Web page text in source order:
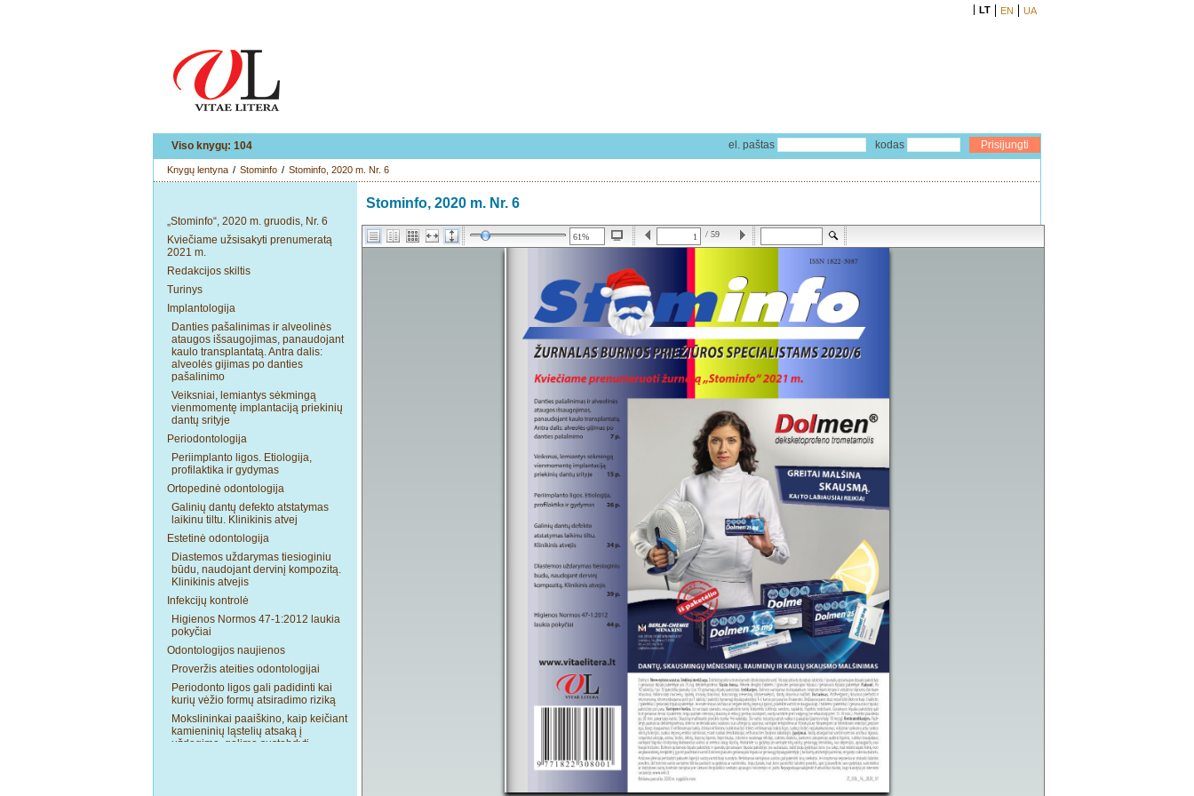
LT EN UA
Viso knygų: 104 el. paštas kodas
Knygų lentyna / Stominfo / Stominfo, 2020 m. Nr. 6
„Stominfo“, 2020 m. gruodis, Nr. 6
Kviečiame užsisakyti prenumeratą
2021 m.
Redakcijos skiltis
Turinys
Implantologija
Danties pašalinimas ir alveolinės
ataugos išsaugojimas, panaudojant
kaulo transplantatą. Antra dalis:
alveolės gijimas po danties
pašalinimo
Veiksniai, lemiantys sėkmingą
vienmomentę implantaciją priekinių
dantų srityje
Periodontologija
Periimplanto ligos. Etiologija,
profilaktika ir gydymas
Ortopedinė odontologija
Galinių dantų defekto atstatymas
laikinu tiltu. Klinikinis atvej
Estetinė odontologija
Diastemos uždarymas tiesioginiu
būdu, naudojant dervinį kompozitą.
Klinikinis atvejis
Infekcijų kontrolė
Higienos Normos 47-1:2012 laukia
pokyčiai
Odontologijos naujienos
Proveržis ateities odontologijai
Periodonto ligos gali padidinti kai
kurių vėžio formų atsiradimo riziką
Mokslininkai paaiškino, kaip keičiant
kamieninių ląstelių atsaką į
uždegimą, galima sustabdyti
Stominfo, 2020 m. Nr. 6
/ 59